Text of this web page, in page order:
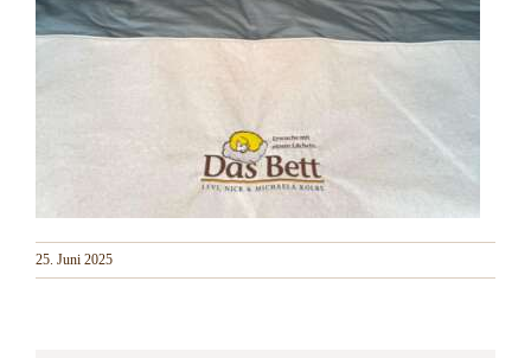
25. Juni 2025